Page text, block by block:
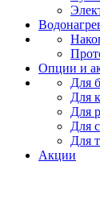
Опции и
Для
Для
Для
Для
Для
Акции